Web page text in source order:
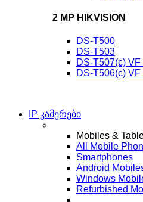
2 MP HIKVISION
DS-T500
DS-T503
DS-T507(c) VF
DS-T506(c) VF
IP კამერები
Mobiles &
All Mobile
Smartphones
Android
Windows
Refurbished